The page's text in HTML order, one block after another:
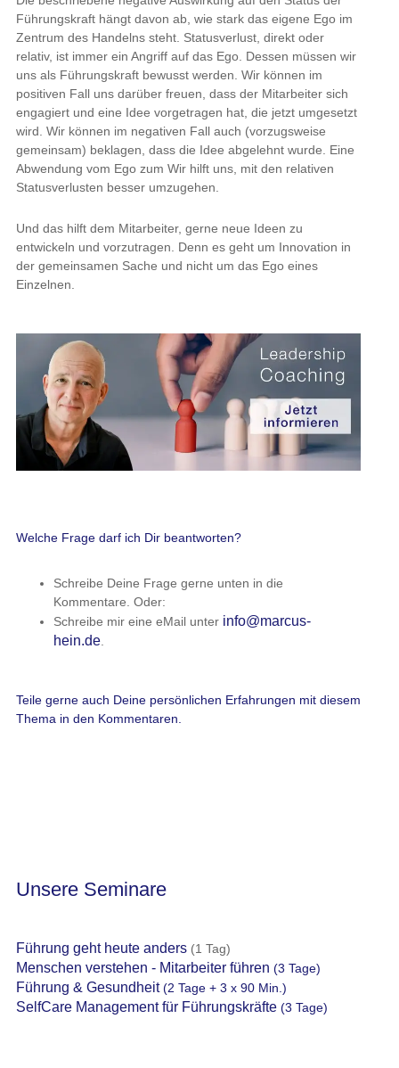
Führungskraft hängt davon ab, wie stark das eigene Ego im
Zentrum des Handelns steht. Statusverlust, direkt oder
relativ, ist immer ein Angriff auf das Ego. Dessen müssen wir
uns als Führungskraft bewusst werden. Wir können im
positiven Fall uns darüber freuen, dass der Mitarbeiter sich
engagiert und eine Idee vorgetragen hat, die jetzt umgesetzt
wird. Wir können im negativen Fall auch (vorzugsweise
gemeinsam) beklagen, dass die Idee abgelehnt wurde. Eine
Abwendung vom Ego zum Wir hilft uns, mit den relativen
Statusverlusten besser umzugehen.
Und das hilft dem Mitarbeiter, gerne neue Ideen zu
entwickeln und vorzutragen. Denn es geht um Innovation in
der gemeinsamen Sache und nicht um das Ego eines
Einzelnen.
Welche Frage darf ich Dir beantworten?
Schreibe Deine Frage gerne unten in die
Kommentare. Oder:
Schreibe mir eine eMail unter info@marcus-
hein.de.
Teile gerne auch Deine persönlichen Erfahrungen mit diesem
Thema in den Kommentaren.
Unsere Seminare
Führung geht heute anders(1 Tag)
Menschen verstehen - Mitarbeiter führen (3 Tage)
Führung & Gesundheit(2 Tage + 3 x 90 Min.)
SelfCare Management für Führungskräfte(3 Tage)